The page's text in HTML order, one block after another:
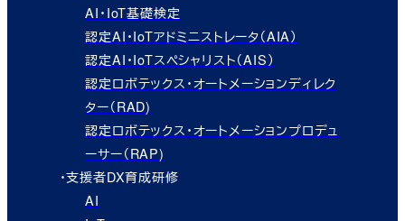
AI・IoT基礎検定
認定AI・IoTアドミニストレータ（AIA）
認定AI・IoTスペシャリスト（AIS）
認定ロボテックス・オートメーションディレク
ター（RAD)
認定ロボテックス・オートメーションプロデュ
ーサー（RAP)
・支援者DX育成研修
AI